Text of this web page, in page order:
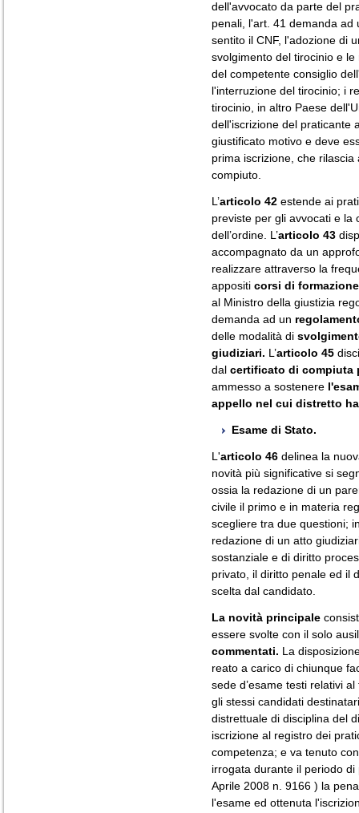
dell'avvocato da parte del
penali, l'art. 41 demanda ad
sentito il CNF, l'adozione di
svolgimento del tirocinio e
del competente consiglio
l'interruzione del tirocinio; i
tirocinio, in altro Paese
dell'iscrizione del praticante
giustificato motivo e deve
prima iscrizione, che
compiuto.
L’articolo 42 estende ai
previste per gli avvocati e la
dell’ordine. L’articolo 43
accompagnato da un
realizzare attraverso la
appositi corsi di formazione
al Ministro della giustizia
demanda ad un
delle modalità di
giudiziari. L’articolo 45
dal certificato di compiuta
ammesso a sostenere
appello nel cui distretto
Esame di Stato.
L'articolo 46 delinea la
novità più significative si
ossia la redazione di un
civile il primo e in materia
scegliere tra due questioni;
redazione di un atto
sostanziale e di diritto
privato, il diritto penale ed il
scelta dal candidato.
La novità principale
essere svolte con il solo
commentati. La
reato a carico di chiunque
sede d’esame testi relativi
gli stessi candidati
distrettuale di disciplina del
iscrizione al registro dei
competenza; e va tenuto
irrogata durante il periodo
Aprile 2008 n. 9166 ) la
l'esame ed ottenuta